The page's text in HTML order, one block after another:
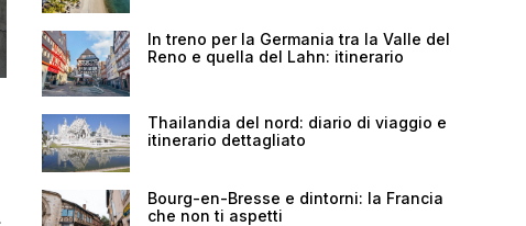
In treno per la Germania tra la Valle del
Reno e quella del Lahn: itinerario
Thailandia del nord: diario di viaggio e
itinerario dettagliato
Bourg-en-Bresse e dintorni: la Francia
che non ti aspetti